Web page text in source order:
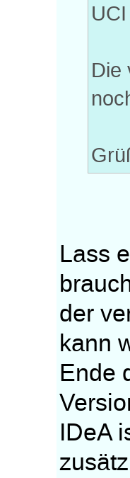
Die
Lass
der
kann
Ende
IDeA